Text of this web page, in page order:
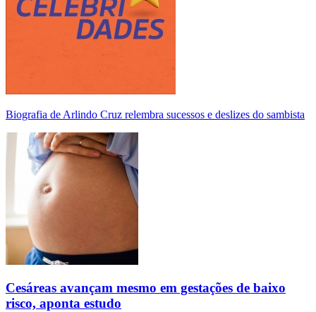
Biografia de Arlindo Cruz relembra sucessos e deslizes do sambista
Cesáreas avançam mesmo em gestações de baixo
risco, aponta estudo